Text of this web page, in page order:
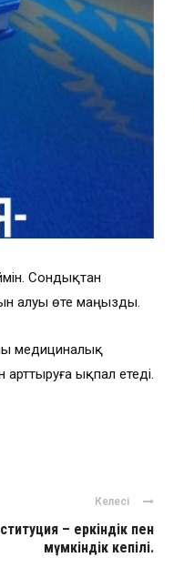
Сондықтан
алуы өте маңызды.
медициналық
ықпал етеді.
Келесі
– еркіндік пен
мүмкіндік кепілі.